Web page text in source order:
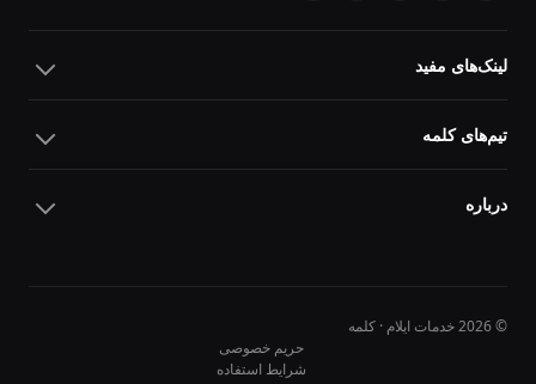
لینک‌های مفید
تیم‌های کلمه
درباره
© 2026 خدمات ایلام · کلمه
حریم خصوصی
شرایط استفاده